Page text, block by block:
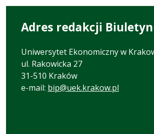
Adres redakcji
Uniwersytet Ekonomiczny w
ul. Rakowicka 27
31-510 Kraków
e-mail: bip@uek.krakow.pl